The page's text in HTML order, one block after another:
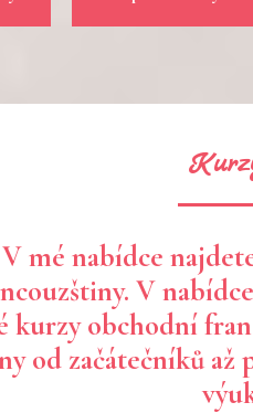
V mé nabídce
V
kurzy obchodní
od začátečníků až